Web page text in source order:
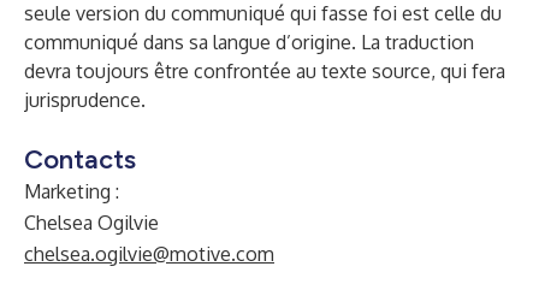
seule version du communiqué qui fasse foi est celle du
communiqué dans sa langue d’origine. La traduction
devra toujours être confrontée au texte source, qui fera
jurisprudence.
Contacts
Marketing :
Chelsea Ogilvie
chelsea.ogilvie@motive.com